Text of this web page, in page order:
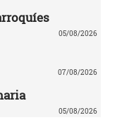
05/08/2026
07/08/2026
05/08/2026